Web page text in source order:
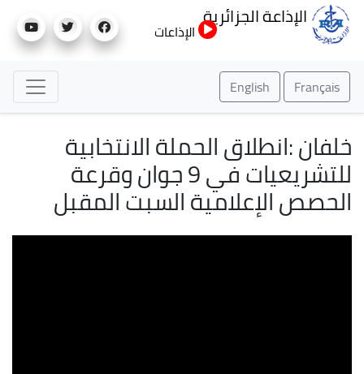
إلى
الإذاعة الجزائرية
الإذاعات
Français
English
خلفان :انطلاق الحملة الانتخابية
للتشريعيات في 9 جوان وقرعة
الحصص الإعلامية السبت المقبل